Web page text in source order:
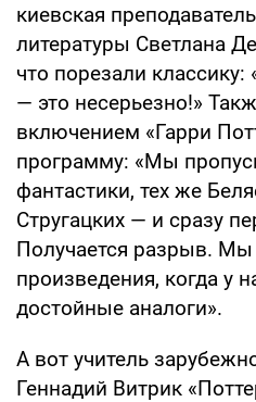
киевская
литературы Светлана
что порезали классику:
— это несерьезно!»
включением «Гарри
программу: «Мы
фантастики, тех же
Стругацких — и сразу
Получается разрыв.
произведения, когда у
достойные аналоги».
А вот учитель
Геннадий Витрик